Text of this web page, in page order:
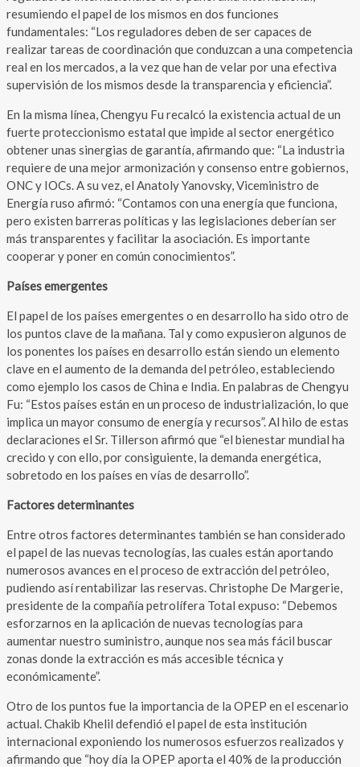
resumiendo el papel de los mismos en dos funciones
fundamentales: “Los reguladores deben de ser capaces de
realizar tareas de coordinación que conduzcan a una competencia
real en los mercados, a la vez que han de velar por una efectiva
supervisión de los mismos desde la transparencia y eficiencia”.
En la misma línea, Chengyu Fu recalcó la existencia actual de un
fuerte proteccionismo estatal que impide al sector energético
obtener unas sinergias de garantía, afirmando que: “La industria
requiere de una mejor armonización y consenso entre gobiernos,
ONC y IOCs. A su vez, el Anatoly Yanovsky, Viceministro de
Energía ruso afirmó: “Contamos con una energía que funciona,
pero existen barreras políticas y las legislaciones deberían ser
más transparentes y facilitar la asociación. Es importante
cooperar y poner en común conocimientos”.
Países emergentes
El papel de los países emergentes o en desarrollo ha sido otro de
los puntos clave de la mañana. Tal y como expusieron algunos de
los ponentes los países en desarrollo están siendo un elemento
clave en el aumento de la demanda del petróleo, estableciendo
como ejemplo los casos de China e India. En palabras de Chengyu
Fu: “Estos países están en un proceso de industrialización, lo que
implica un mayor consumo de energía y recursos”. Al hilo de estas
declaraciones el Sr. Tillerson afirmó que “el bienestar mundial ha
crecido y con ello, por consiguiente, la demanda energética,
sobretodo en los países en vías de desarrollo”.
Factores determinantes
Entre otros factores determinantes también se han considerado
el papel de las nuevas tecnologías, las cuales están aportando
numerosos avances en el proceso de extracción del petróleo,
pudiendo así rentabilizar las reservas. Christophe De Margerie,
presidente de la compañía petrolífera Total expuso: “Debemos
esforzarnos en la aplicación de nuevas tecnologías para
aumentar nuestro suministro, aunque nos sea más fácil buscar
zonas donde la extracción es más accesible técnica y
económicamente”.
Otro de los puntos fue la importancia de la OPEP en el escenario
actual. Chakib Khelil defendió el papel de esta institución
internacional exponiendo los numerosos esfuerzos realizados y
afirmando que “hoy día la OPEP aporta el 40% de la producción